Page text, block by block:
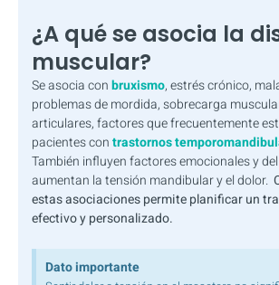
¿A qué se asocia la
muscular?
Se asocia conbruxismo, estrés crónico,
problemas de mordida, sobrecarga
articulares, factores que frecuentemente
pacientes contrastornos
También influyen factores emocionales y
aumentan la tensión mandibular y el dolor.
estas asociaciones permite planificar un
efectivo y personalizado.
Dato importante